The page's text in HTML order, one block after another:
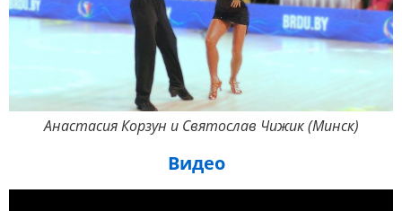
Анастасия Корзун и Святослав Чижик (Минск)
Видео